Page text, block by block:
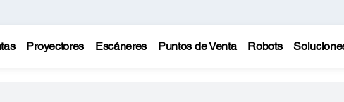
Proyectores Escáneres Puntos de Venta Robots